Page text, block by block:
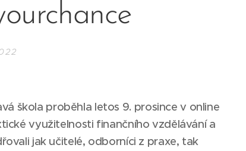
škola proběhla letos 9. prosince v online
využitelnosti finančního vzdělávání a
jak učitelé, odborníci z praxe, tak